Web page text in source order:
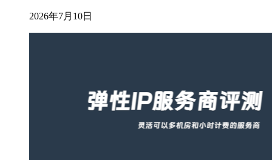
2026年7月10日